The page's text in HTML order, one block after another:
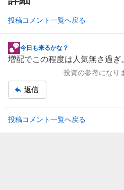
投稿コメント一覧へ戻る
掲
示
事
今日も来るかな？
増配でこの程度は人気無さ過ぎ
投資の参考になり
返信
投稿コメント一覧へ戻る